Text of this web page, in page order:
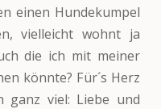
einen Hundekumpel
vielleicht wohnt ja
die ich mit meiner
könnte? Für´s Herz
ganz viel: Liebe und